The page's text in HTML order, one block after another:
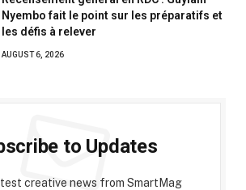
Nyembo fait le point sur les préparatifs et
les défis à relever
AUGUST 6, 2026
to Updates
creative news from SmartMag